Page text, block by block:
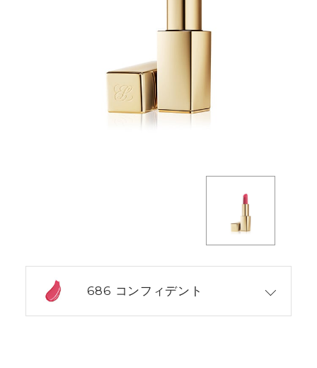
686 コンフィデント